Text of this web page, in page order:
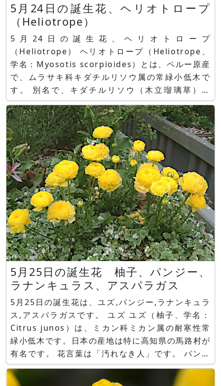
5月24日の誕生花、ヘリオトロープ
（Heliotrope）
5月24日の誕生花、ヘリオトロープ
（Heliotrope） ヘリオトロープ（Heliotrope、
学名：Myosotis scorpioides）とは、ペルー原産
で、ムラサキ科キダチルリソウ属の常緑小低木で
す。 別名で、キダチルリソウ（木立瑠璃草）、
Cherry-pie、 ヘリオトロープ（Heliotrope）、
コモンヘリオトロープ、コウスイボク（香水木）、
ニオイムラサキと呼ばれます。 ムラサキ
5月25日の誕生花 柚子、パンジー、
ラナンキュラス、アスパラガス
5月25日の誕生花は、ユズ,パンジー,ラナンキュラ
ス,アスパラガスです。 ユズ ユズ（柚子、学名：
Citrus junos）は、ミカン科ミカン属の耐寒性常
緑小低木です。日本の産地は特に高知県の馬路村が
有名です。 花言葉は「汚れなき人」です。 パンジ
ー パンジー（Pansy、学名：Viola ×
wittrockiana）は、スミレ科スミレ属の耐寒性一